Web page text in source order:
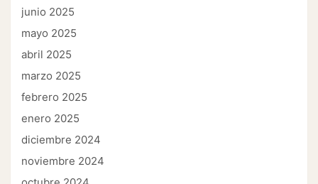
junio 2025
mayo 2025
abril 2025
marzo 2025
febrero 2025
enero 2025
diciembre 2024
noviembre 2024